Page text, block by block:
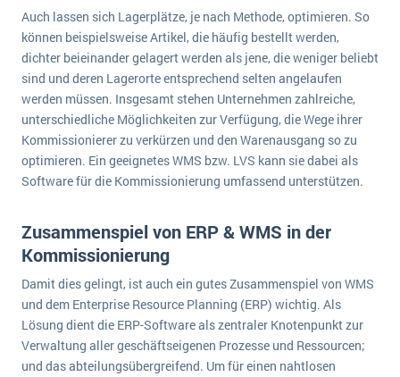
Auch lassen sich Lagerplätze, je nach Methode, optimieren. So
können beispielsweise Artikel, die häufig bestellt werden,
dichter beieinander gelagert werden als jene, die weniger beliebt
sind und deren Lagerorte entsprechend selten angelaufen
werden müssen. Insgesamt stehen Unternehmen zahlreiche,
unterschiedliche Möglichkeiten zur Verfügung, die Wege ihrer
Kommissionierer zu verkürzen und den Warenausgang so zu
optimieren. Ein geeignetes WMS bzw. LVS kann sie dabei als
Software für die Kommissionierung umfassend unterstützen.
Zusammenspiel von ERP & WMS in der
Kommissionierung
Damit dies gelingt, ist auch ein gutes Zusammenspiel von WMS
und dem Enterprise Resource Planning (ERP) wichtig. Als
Lösung dient die ERP-Software als zentraler Knotenpunkt zur
Verwaltung aller geschäftseigenen Prozesse und Ressourcen;
und das abteilungsübergreifend. Um für einen nahtlosen